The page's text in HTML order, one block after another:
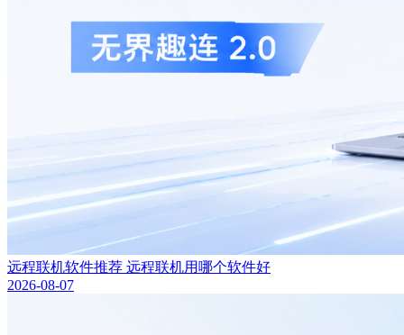
远程联机软件推荐 远程联机用哪个软件好
2026-08-07